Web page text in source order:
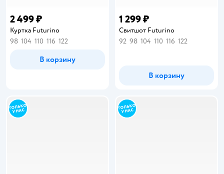
2 499 ₽
Куртка Futurino
98 104 110 116 122
В корзину
1 299 ₽
Свитшот Futurino
92 98 104 110 116 122
В корзину